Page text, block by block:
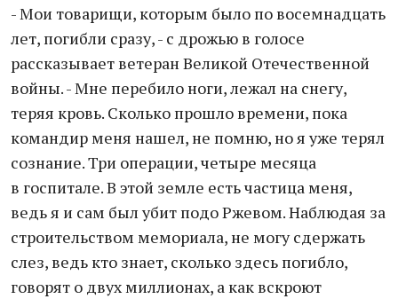
- Мои товарищи, которым было по восемнадцать
лет, погибли сразу, - с дрожью в голосе
рассказывает ветеран Великой Отечественной
войны. - Мне перебило ноги, лежал на снегу,
теряя кровь. Сколько прошло времени, пока
командир меня нашел, не помню, но я уже терял
сознание. Три операции, четыре месяца
в госпитале. В этой земле есть частица меня,
ведь я и сам был убит подо Ржевом. Наблюдая за
строительством мемориала, не могу сдержать
слез, ведь кто знает, сколько здесь погибло,
говорят о двух миллионах, а как вскроют